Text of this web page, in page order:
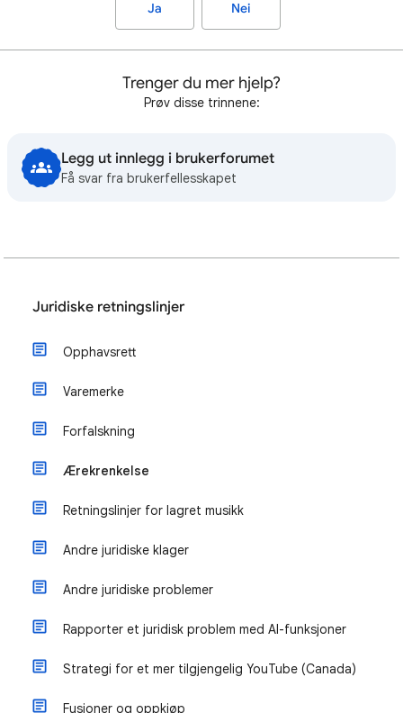
Ja Nei
Trenger du mer hjelp?
Prøv disse trinnene:
Legg ut innlegg i brukerforumet
Få svar fra brukerfellesskapet
Juridiske retningslinjer
Opphavsrett
Varemerke
Forfalskning
Ærekrenkelse
Retningslinjer for lagret musikk
Andre juridiske klager
Andre juridiske problemer
Rapporter et juridisk problem med AI-funksjoner
Strategi for et mer tilgjengelig YouTube (Canada)
Fusjoner og oppkjøp